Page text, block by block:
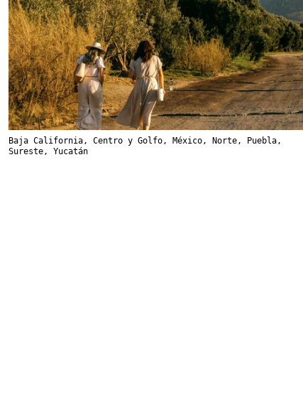
Baja California, Centro y Golfo, México, Norte, Puebla,
Sureste, Yucatán